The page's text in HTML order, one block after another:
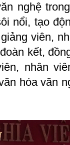
nghệ
nổi, tạo
viên,
kết,
nhân
hóa văn